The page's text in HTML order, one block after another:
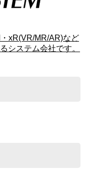
xR(VR/MR/AR)など
システム会社です。